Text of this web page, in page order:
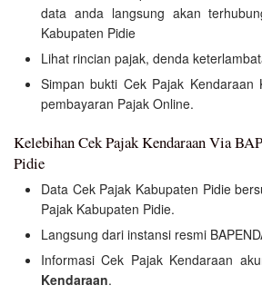
data anda langsung akan
Kabupaten Pidie
Lihat rincian pajak, denda
Simpan bukti Cek Pajak Kendaraan
pembayaran Pajak Online.
Kelebihan Cek Pajak Kendaraan Via
Pidie
Data Cek Pajak Kabupaten Pidie
Pajak Kabupaten Pidie.
Langsung dari instansi resmi
Informasi Cek Pajak Kendaraan
Kendaraan.